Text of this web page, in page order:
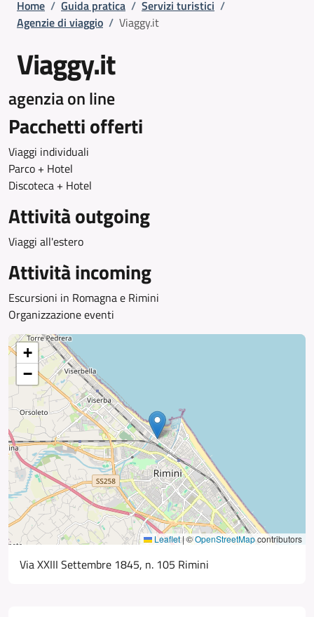
Home / Guida pratica / Servizi turistici /
Agenzie di viaggio / Viaggy.it
Viaggy.it
agenzia on line
Pacchetti offerti
Viaggi individuali
Parco + Hotel
Discoteca + Hotel
Attività outgoing
Viaggi all'estero
Attività incoming
Escursioni in Romagna e Rimini
Organizzazione eventi
+
−
Leaflet|©OpenStreetMapcontributors
Via XXIII Settembre 1845, n. 105 Rimini